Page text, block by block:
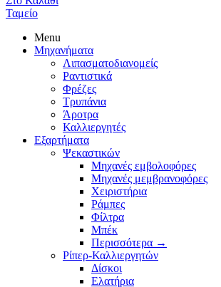
Ταμείο
Menu
Μηχανήματα
Λιπασματοδιανομείς
Ραντιστικά
Φρέζες
Τρυπάνια
Άροτρα
Καλλιεργητές
Εξαρτήματα
Ψεκαστικών
Μηχανές εμβολοφόρες
Μηχανές μεμβρανοφόρες
Χειριστήρια
Ράμπες
Φίλτρα
Μπέκ
Περισσότερα →
Ρίπερ-Καλλιεργητών
Δίσκοι
Ελατήρια